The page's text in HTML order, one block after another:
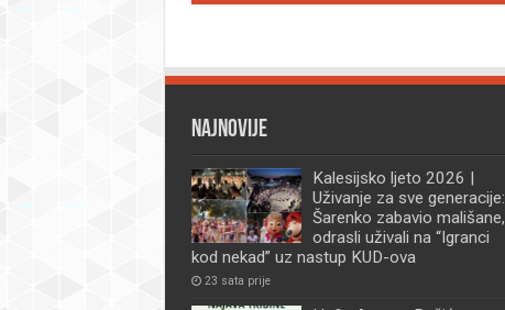
Najnovije
Kalesijsko ljeto 2026 |
Uživanje za sve generacije:
Šarenko zabavio mališane,
odrasli uživali na “Igranci
kod nekad” uz nastup KUD-ova
23 sata prije